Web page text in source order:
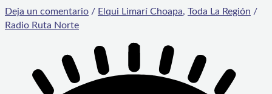
Deja un comentario / Elqui Limarí Choapa, Toda La Región /
Radio Ruta Norte